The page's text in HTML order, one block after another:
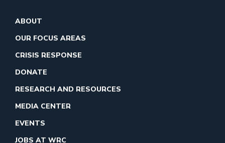
ABOUT
OUR FOCUS AREAS
CRISIS RESPONSE
DONATE
RESEARCH AND RESOURCES
MEDIA CENTER
EVENTS
JOBS AT WRC